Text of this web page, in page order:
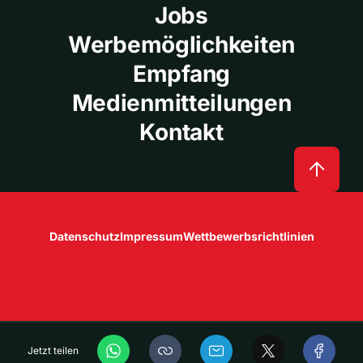
Jetzt teilen
Jobs
Werbemöglichkeiten
Empfang
Medienmitteilungen
Kontakt
DatenschutzImpressumWettbewerbsrichtlinien